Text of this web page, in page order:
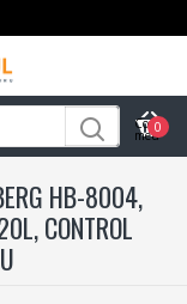
0
HB-8004,
CONTROL